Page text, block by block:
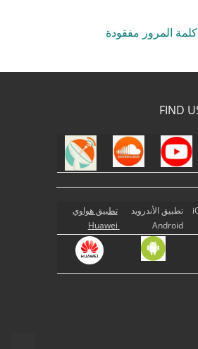
كلمة المرور مفقودة
تطبيق الأندرويد
Android
تطبيق هواوي